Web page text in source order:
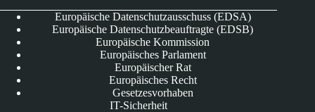
Europäische Datenschutzausschuss (EDSA)
Europäische Datenschutzbeauftragte (EDSB)
Europäische Kommission
Europäisches Parlament
Europäischer Rat
Europäisches Recht
Gesetzesvorhaben
IT-Sicherheit